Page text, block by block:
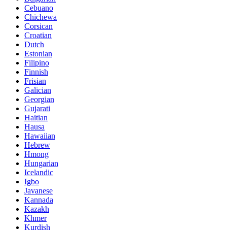
Cebuano
Chichewa
Corsican
Croatian
Dutch
Estonian
Filipino
Finnish
Frisian
Galician
Georgian
Gujarati
Haitian
Hausa
Hawaiian
Hebrew
Hmong
Hungarian
Icelandic
Igbo
Javanese
Kannada
Kazakh
Khmer
Kurdish